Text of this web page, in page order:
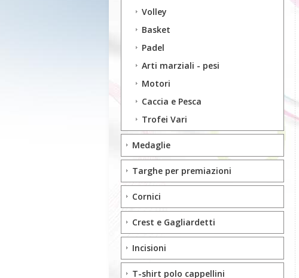
Volley
Basket
Padel
Arti marziali - pesi
Motori
Caccia e Pesca
Trofei Vari
Medaglie
Targhe per premiazioni
Cornici
Crest e Gagliardetti
Incisioni
T-shirt polo cappellini